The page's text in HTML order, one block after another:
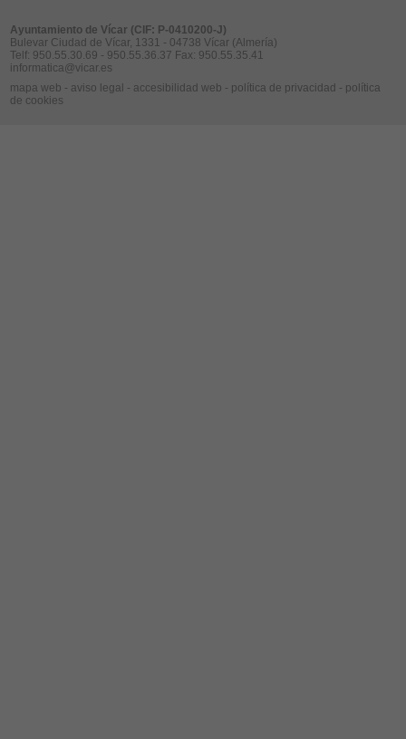
Ayuntamiento de Vícar (CIF: P-0410200-J)
Bulevar Ciudad de Vícar, 1331 - 04738 Vícar (Almería)
Telf: 950.55.30.69 - 950.55.36.37 Fax: 950.55.35.41
informatica@vicar.es
mapa web - aviso legal - accesibilidad web - política de privacidad - política
de cookies